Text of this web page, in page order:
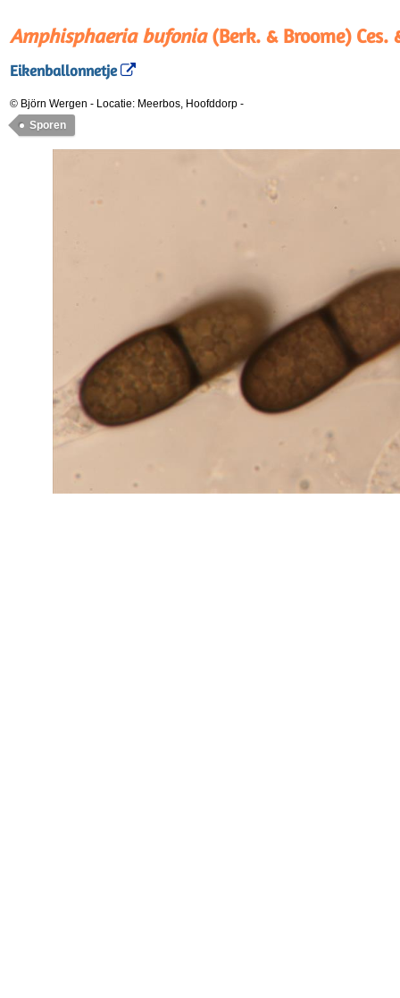
Amphisphaeria bufonia(Berk. & Broome) Ces.
Eikenballonnetje
© Björn Wergen - Locatie: Meerbos, Hoofddorp -
Sporen